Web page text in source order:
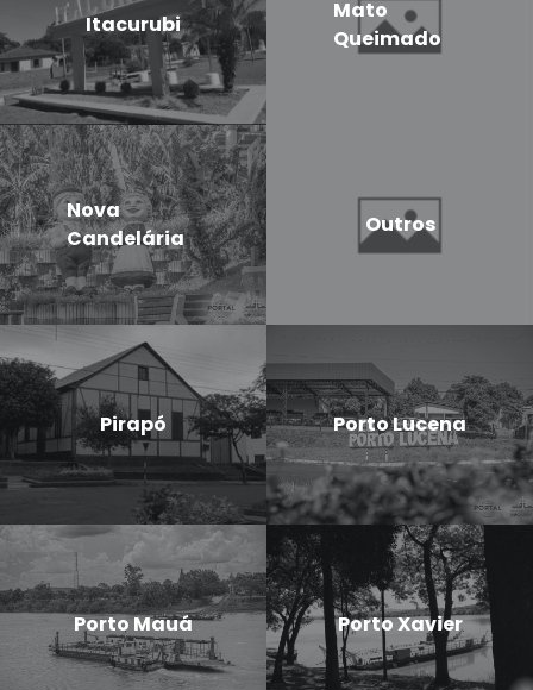
Itacurubi
Mato
Queimado
Nova
Candelária
Outros
Pirapó Porto Lucena
Porto Mauá Porto Xavier